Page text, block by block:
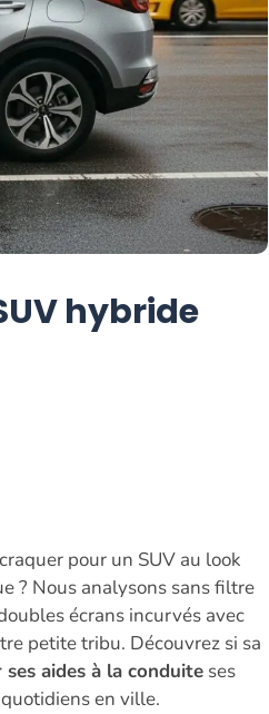
hybride
pour un SUV au look
? Nous analysons sans filtre
écrans incurvés avec
petite tribu. Découvrez si sa
aides à la conduite ses
en ville.